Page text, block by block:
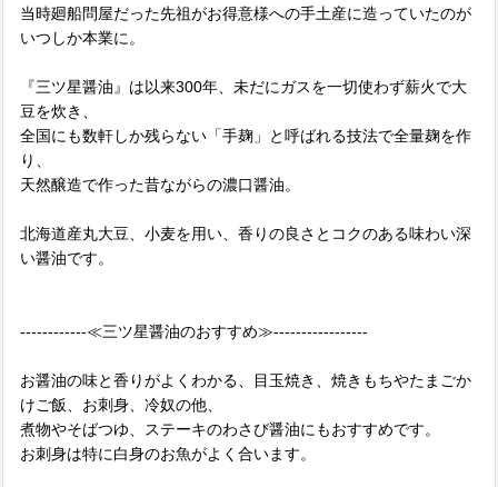
当時廻船問屋だった先祖がお得意様への手土産に造っていたのが
いつしか本業に。
『三ツ星醤油』は以来300年、未だにガスを一切使わず薪火で大
豆を炊き、
全国にも数軒しか残らない「手麹」と呼ばれる技法で全量麹を作
り、
天然醸造で作った昔ながらの濃口醤油。
北海道産丸大豆、小麦を用い、香りの良さとコクのある味わい深
い醤油です。
------------≪三ツ星醤油のおすすめ≫-----------------
お醤油の味と香りがよくわかる、目玉焼き、焼きもちやたまごか
けご飯、お刺身、冷奴の他、
煮物やそばつゆ、ステーキのわさび醤油にもおすすめです。
お刺身は特に白身のお魚がよく合います。